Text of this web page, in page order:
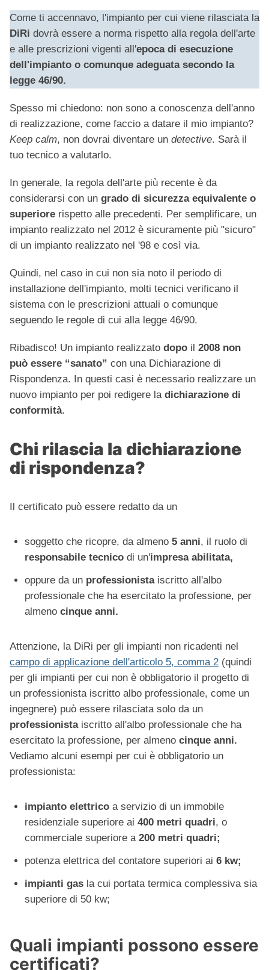
Come ti accennavo, l'impianto per cui viene rilasciata la
DiRi dovrà essere a norma rispetto alla regola dell'arte
e alle prescrizioni vigenti all'epoca di esecuzione
dell'impianto o comunque adeguata secondo la
legge 46/90.
Spesso mi chiedono: non sono a conoscenza dell'anno
di realizzazione, come faccio a datare il mio impianto?
Keep calm, non dovrai diventare un detective. Sarà il
tuo tecnico a valutarlo.
In generale, la regola dell'arte più recente è da
considerarsi con un grado di sicurezza equivalente o
superiore rispetto alle precedenti. Per semplificare, un
impianto realizzato nel 2012 è sicuramente più "sicuro"
di un impianto realizzato nel '98 e così via.
Quindi, nel caso in cui non sia noto il periodo di
installazione dell'impianto, molti tecnici verificano il
sistema con le prescrizioni attuali o comunque
seguendo le regole di cui alla legge 46/90.
Ribadisco! Un impianto realizzato dopo il 2008 non
può essere “sanato” con una Dichiarazione di
Rispondenza. In questi casi è necessario realizzare un
nuovo impianto per poi redigere la dichiarazione di
conformità.
Chi rilascia la dichiarazione
di rispondenza?
Il certificato può essere redatto da un
soggetto che ricopre, da almeno 5 anni, il ruolo di
responsabile tecnico di un'impresa abilitata,
oppure da un professionista iscritto all'albo
professionale che ha esercitato la professione, per
almeno cinque anni.
Attenzione, la DiRi per gli impianti non ricadenti nel
campo di applicazione dell'articolo 5, comma 2 (quindi
per gli impianti per cui non è obbligatorio il progetto di
un professionista iscritto albo professionale, come un
ingegnere) può essere rilasciata solo da un
professionista iscritto all'albo professionale che ha
esercitato la professione, per almeno cinque anni.
Vediamo alcuni esempi per cui è obbligatorio un
professionista:
impianto elettrico a servizio di un immobile
residenziale superiore ai 400 metri quadri, o
commerciale superiore a 200 metri quadri;
potenza elettrica del contatore superiori ai 6 kw;
impianti gas la cui portata termica complessiva sia
superiore di 50 kw;
Quali impianti possono essere
certificati?